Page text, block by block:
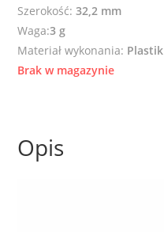
Szerokość:32,2 mm
Waga:3 g
Materiał wykonania: Plastik
Brak w magazynie
Opis